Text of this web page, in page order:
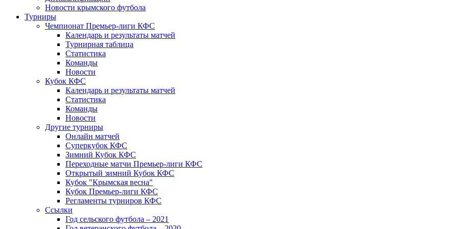
Новости крымского футбола
Турниры
Чемпионат Премьер-лиги КФС
Календарь и результаты матчей
Турнирная таблица
Статистика
Команды
Новости
Кубок КФС
Календарь и результаты матчей
Статистика
Команды
Новости
Другие турниры
Онлайн матчей
Суперкубок КФС
Зимний Кубок КФС
Переходные матчи Премьер-лиги КФС
Открытый зимний Кубок КФС
Кубок "Крымская весна"
Кубок Премьер-лиги КФС
Регламенты турниров КФС
Ссылки
Год сельского футбола – 2021